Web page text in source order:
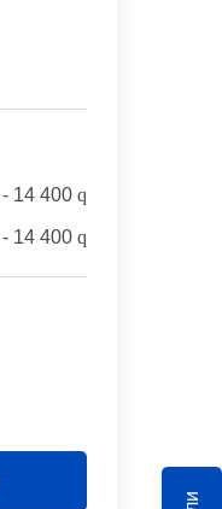
- 14 400 q
- 14 400 q